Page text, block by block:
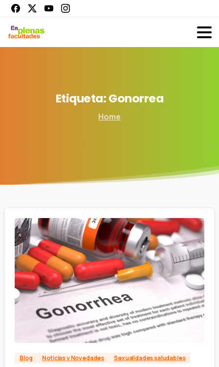
Etiqueta:Gonorrea
Home
Blog Noticias y Novedades Sexualidades saludables